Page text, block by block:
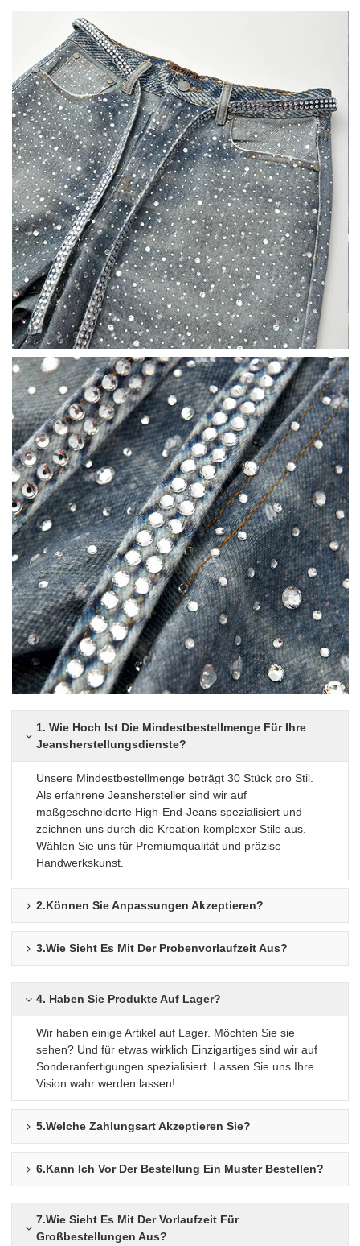
1. Wie Hoch Ist Die Mindestbestellmenge Für Ihre
Jeansherstellungsdienste?
Unsere Mindestbestellmenge beträgt 30 Stück pro Stil.
Als erfahrene Jeanshersteller sind wir auf
maßgeschneiderte High-End-Jeans spezialisiert und
zeichnen uns durch die Kreation komplexer Stile aus.
Wählen Sie uns für Premiumqualität und präzise
Handwerkskunst.
2.Können Sie Anpassungen Akzeptieren?
3.Wie Sieht Es Mit Der Probenvorlaufzeit Aus?
4. Haben Sie Produkte Auf Lager?
Wir haben einige Artikel auf Lager. Möchten Sie sie
sehen? Und für etwas wirklich Einzigartiges sind wir auf
Sonderanfertigungen spezialisiert. Lassen Sie uns Ihre
Vision wahr werden lassen!
5.Welche Zahlungsart Akzeptieren Sie?
6.Kann Ich Vor Der Bestellung Ein Muster Bestellen?
7.Wie Sieht Es Mit Der Vorlaufzeit Für
Großbestellungen Aus?